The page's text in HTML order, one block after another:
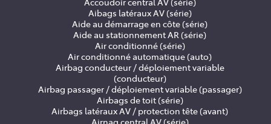
Aibags latéraux AV (série)
Aide au démarrage en côte (série)
Aide au stationnement AR (série)
Air conditionné (série)
Air conditionné automatique (auto)
Airbag conducteur / déploiement variable
(conducteur)
Airbag passager / déploiement variable (passager)
Airbags de toit (série)
Airbags latéraux AV / protection tête (avant)